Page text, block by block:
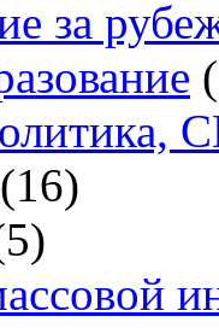
за
(16)